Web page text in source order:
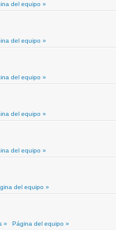
del equipo »
del equipo »
del equipo »
del equipo »
del equipo »
del equipo »
»
Página del equipo »